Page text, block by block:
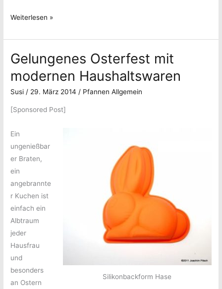
Unbeschwertes
Weiterlesen »
Gelungenes Osterfest mit
modernen Haushaltswaren
Susi/ 29. März 2014/ Pfannen Allgemein
[Sponsored Post]
Silikonbackform Hase
Ein
ungenießbar
er Braten,
ein
angebrannte
r Kuchen ist
einfach ein
Albtraum
jeder
Hausfrau
und
besonders
an Ostern